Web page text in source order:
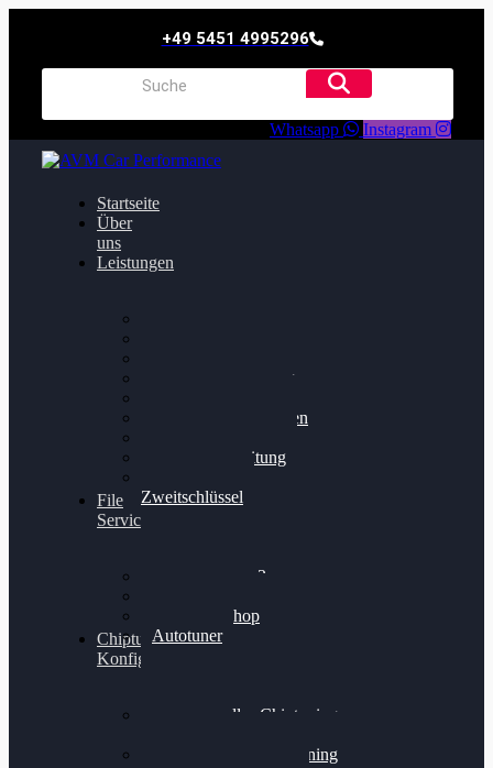
+49 5451 4995296
Whatsapp Instagram
Startseite
Über
uns
Leistungen
Getriebeoptimierung
Bremsscheiben planen
Felgenaufbereitung
Zweitschlüssel
File
Service
Alientech Kess3
Alientech Shop
Autotuner
Chiptuning
Konfigurator
Professionelles Chiptuning
Professionelles Chiptuning